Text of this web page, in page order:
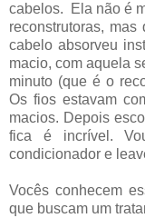
cabelos. Ela não é
reconstrutoras,
cabelo absorveu
macio, com aquela
minuto (que é o
Os fios estavam
macios. Depois
fica é incrível.
condicionador e
Vocês conhecem
que buscam um